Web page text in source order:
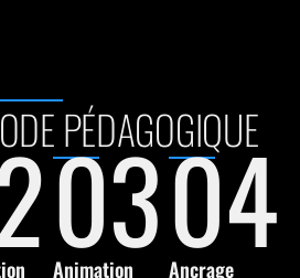
PÉDAGOGIQUE
03
Animation 04
Ancrage